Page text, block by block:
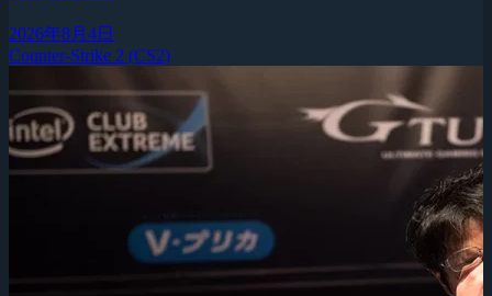
2026年8月4日
Counter-Strike 2 (CS2)